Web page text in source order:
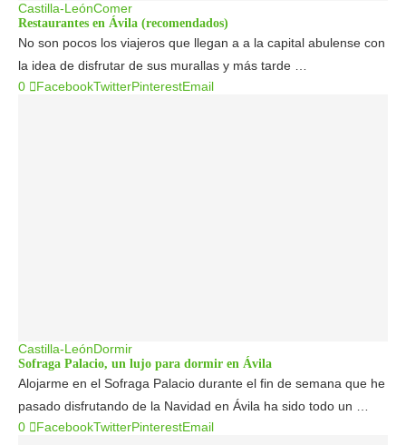
Castilla-LeónComer
Restaurantes en Ávila (recomendados)
No son pocos los viajeros que llegan a a la capital abulense con
la idea de disfrutar de sus murallas y más tarde …
0
FacebookTwitterPinterestEmail
Castilla-LeónDormir
Sofraga Palacio, un lujo para dormir en Ávila
Alojarme en el Sofraga Palacio durante el fin de semana que he
pasado disfrutando de la Navidad en Ávila ha sido todo un …
0
FacebookTwitterPinterestEmail